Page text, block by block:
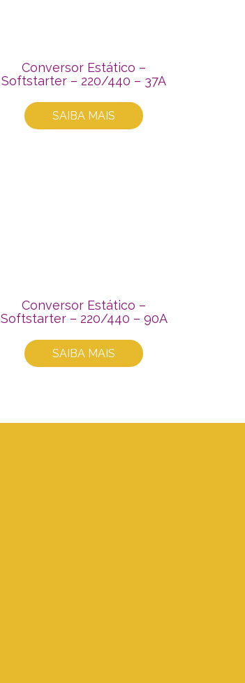
Conversor Estático –
Softstarter – 220/440 – 37A
SAIBA MAIS
Conversor Estático –
Softstarter – 220/440 – 90A
SAIBA MAIS